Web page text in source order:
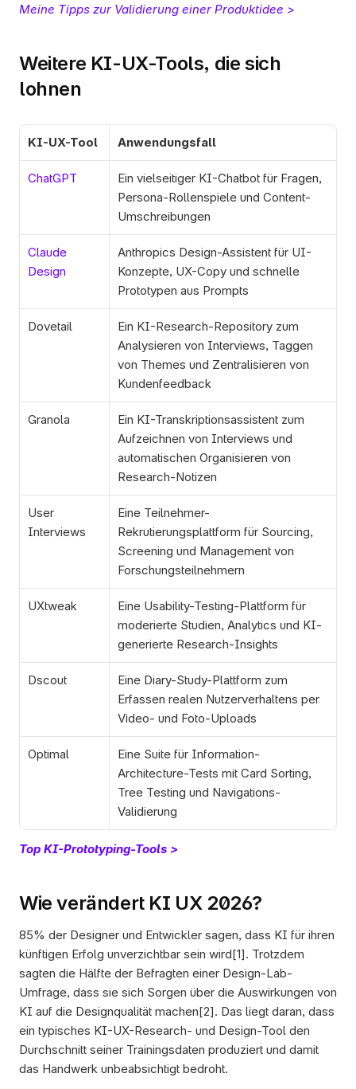
Meine Tipps zur Validierung einer Produktidee >
Weitere KI-UX-Tools, die sich
lohnen
KI-UX-Tool Anwendungsfall
ChatGPT
Ein vielseitiger KI-Chatbot für Fragen,
Persona-Rollenspiele und Content-
Umschreibungen
Claude
Design
Anthropics Design-Assistent für UI-
Konzepte, UX-Copy und schnelle
Prototypen aus Prompts
Dovetail
Ein KI-Research-Repository zum
Analysieren von Interviews, Taggen
von Themes und Zentralisieren von
Kundenfeedback
Granola
Ein KI-Transkriptionsassistent zum
Aufzeichnen von Interviews und
automatischen Organisieren von
Research-Notizen
User
Interviews
Eine Teilnehmer-
Rekrutierungsplattform für Sourcing,
Screening und Management von
Forschungsteilnehmern
UXtweak
Eine Usability-Testing-Plattform für
moderierte Studien, Analytics und KI-
generierte Research-Insights
Dscout
Eine Diary-Study-Plattform zum
Erfassen realen Nutzerverhaltens per
Video- und Foto-Uploads
Optimal
Eine Suite für Information-
Architecture-Tests mit Card Sorting,
Tree Testing und Navigations-
Validierung
Top KI-Prototyping-Tools >
Wie verändert KI UX 2026?
85% der Designer und Entwickler sagen, dass KI für ihren
künftigen Erfolg unverzichtbar sein wird[1]. Trotzdem
sagten die Hälfte der Befragten einer Design-Lab-
Umfrage, dass sie sich Sorgen über die Auswirkungen von
KI auf die Designqualität machen[2]. Das liegt daran, dass
ein typisches KI-UX-Research- und Design-Tool den
Durchschnitt seiner Trainingsdaten produziert und damit
das Handwerk unbeabsichtigt bedroht.